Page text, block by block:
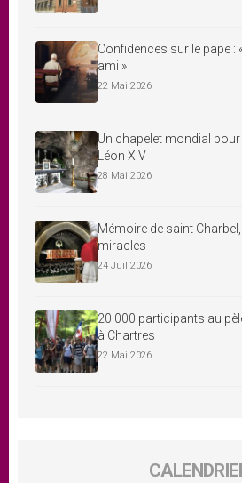
Confidences sur le pape :
ami »
22 Mai 2026
Un chapelet mondial
Léon XIV
28 Mai 2026
Mémoire de saint
miracles
24 Juil 2026
20 000 participants au
à Chartres
22 Mai 2026